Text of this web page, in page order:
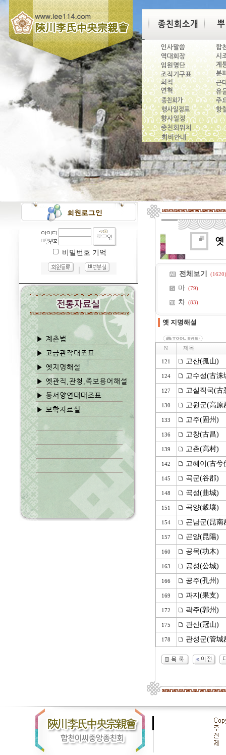
비밀번호 기억
전체보기 (1620)
마 (79)
차 (83)
옛 지명해설
N 제목
121 고산(孤山)
124 고수성(古洙
127 고실직국(古
130 고원군(高原
133 고주(固州)
136 고창(古昌)
139 고촌(高村)
142 고혜이(古兮
145 곡군(谷郡)
148 곡성(曲城)
151 곡양(穀壤)
154 곤남군(昆南
157 곤양(昆陽)
160 공목(功木)
163 공성(公城)
166 공주(孔州)
169 과지(果支)
172 곽주(郭州)
175 관산(冠山)
178 관성군(管城